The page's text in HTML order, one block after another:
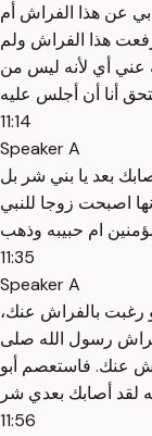
بي عن هذا الفراش أم
هذا الفراش ولم
عني أي لأنه ليس من
11:14
Speaker A
بعد يا بني شر بل
اصبحت زوجا للنبي
ام حبيبه وذهب
11:35
Speaker A
رغبت بالفراش عنك،
فراش رسول الله صلى
عنك. فاستعصم أبو
11:56